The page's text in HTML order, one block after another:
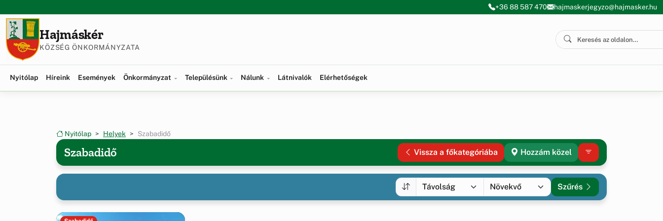
+36 88 587 470 hajmaskerjegyzo@hajmasker.hu
Hajmáskér
KÖZSÉG ÖNKORMÁNYZATA
Nyitólap Híreink Események Önkormányzat Településünk Nálunk Látnivalók Elérhetőségek
Nyitólap Helyek Szabadidő
Szabadidő Vissza a főkategóriába Hozzám közel
Szűrés